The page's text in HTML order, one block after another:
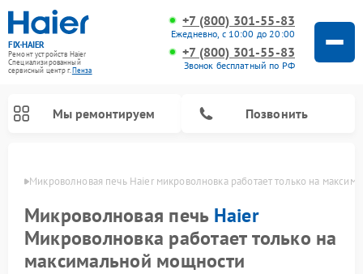
FIX-HAIER
Ремонт устройств Haier
Специализированный
cервисный центр г.Пенза
+7 (800) 301-55-83
Ежедневно, с 10:00 до 20:00
+7 (800) 301-55-83
Звонок бесплатный по РФ
Мы ремонтируем Позвонить
Микроволновая печь Haier микроволновка работает только на
Микроволновая печь Haier
Микроволновка работает только на
максимальной мощности